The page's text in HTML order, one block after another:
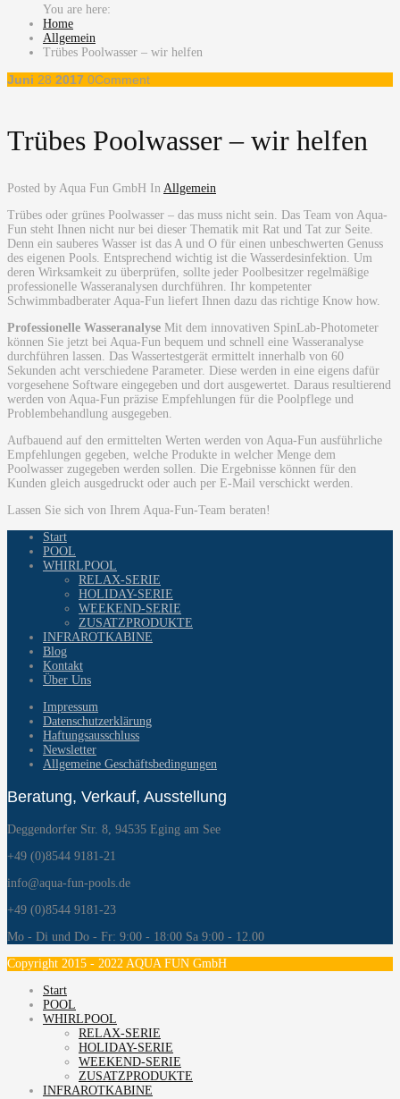
Home
Allgemein
Trübes Poolwasser – wir helfen
Juni 28 2017 0Comment
Trübes Poolwasser – wir helfen
Posted by Aqua Fun GmbH In Allgemein
Trübes oder grünes Poolwasser – das muss nicht sein. Das Team von Aqua-
Fun steht Ihnen nicht nur bei dieser Thematik mit Rat und Tat zur Seite.
Denn ein sauberes Wasser ist das A und O für einen unbeschwerten Genuss
des eigenen Pools. Entsprechend wichtig ist die Wasserdesinfektion. Um
deren Wirksamkeit zu überprüfen, sollte jeder Poolbesitzer regel­mäßige
professionelle Wasseranalysen durchführen. Ihr kompetenter
Schwimmbadberater Aqua-Fun liefert Ihnen dazu das richtige Know how.
Professionelle Wasseranalyse Mit dem innovativen SpinLab-Photometer
können Sie jetzt bei Aqua-Fun bequem und schnell eine Wasseranalyse
durchführen lassen. Das Wassertestgerät ermittelt innerhalb von 60
Sekunden acht verschiedene Parameter. Diese werden in eine eigens dafür
vorgesehene Software eingegeben und dort ausgewertet. Daraus resultierend
werden von Aqua-Fun präzise Empfehlungen für die Poolpflege und
Problembehandlung ausgegeben.
Aufbauend auf den ermittelten Werten werden von Aqua-Fun ausführliche
Empfehlungen gegeben, welche Produkte in welcher Menge dem
Poolwasser zugegeben werden sollen. Die Ergebnisse können für den
Kunden gleich ausgedruckt oder auch per E-Mail verschickt werden.
Lassen Sie sich von Ihrem Aqua-Fun-Team beraten!
Start
POOL
WHIRLPOOL
RELAX-SERIE
HOLIDAY-SERIE
WEEKEND-SERIE
ZUSATZPRODUKTE
INFRAROTKABINE
Blog
Kontakt
Über Uns
Impressum
Datenschutzerklärung
Haftungsausschluss
Newsletter
Allgemeine Geschäftsbedingungen
Beratung, Verkauf, Ausstellung
Deggendorfer Str. 8, 94535 Eging am See
+49 (0)8544 9181-21
info@aqua-fun-pools.de
+49 (0)8544 9181-23
Mo - Di und Do - Fr: 9:00 - 18:00 Sa 9:00 - 12.00
Copyright 2015 - 2022 AQUA FUN GmbH
Start
POOL
WHIRLPOOL
RELAX-SERIE
HOLIDAY-SERIE
WEEKEND-SERIE
ZUSATZPRODUKTE
INFRAROTKABINE